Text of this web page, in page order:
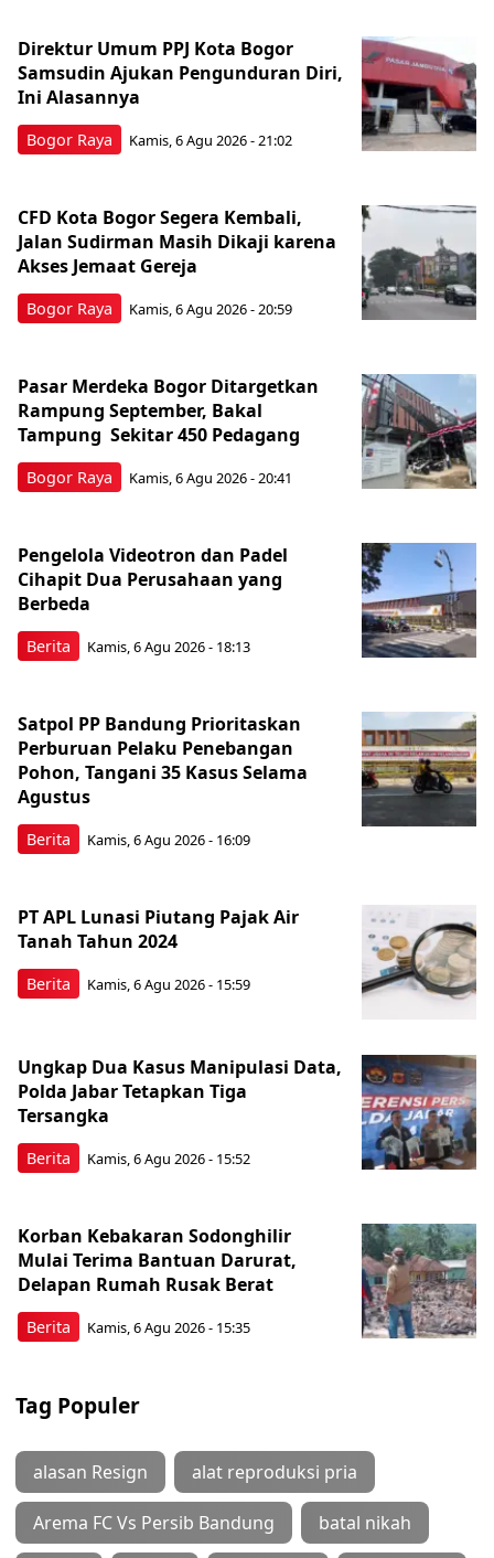
Bogor Raya
Direktur Umum PPJ Kota Bogor
Samsudin Ajukan Pengunduran Diri,
Ini Alasannya
Kamis, 6 Agu 2026 - 21:02
Bogor Raya
CFD Kota Bogor Segera Kembali,
Jalan Sudirman Masih Dikaji karena
Akses Jemaat Gereja
Kamis, 6 Agu 2026 - 20:59
Bogor Raya
Pasar Merdeka Bogor Ditargetkan
Rampung September, Bakal
Tampung Sekitar 450 Pedagang
Kamis, 6 Agu 2026 - 20:41
Berita
Pengelola Videotron dan Padel
Cihapit Dua Perusahaan yang
Berbeda
Kamis, 6 Agu 2026 - 18:13
Berita
Satpol PP Bandung Prioritaskan
Perburuan Pelaku Penebangan
Pohon, Tangani 35 Kasus Selama
Agustus
Kamis, 6 Agu 2026 - 16:09
Berita
PT APL Lunasi Piutang Pajak Air
Tanah Tahun 2024
Kamis, 6 Agu 2026 - 15:59
Berita
Ungkap Dua Kasus Manipulasi Data,
Polda Jabar Tetapkan Tiga
Tersangka
Kamis, 6 Agu 2026 - 15:52
Berita
Korban Kebakaran Sodonghilir
Mulai Terima Bantuan Darurat,
Delapan Rumah Rusak Berat
Kamis, 6 Agu 2026 - 15:35
Tag Populer
alasan Resign alat reproduksi pria
Arema FC Vs Persib Bandung batal nikah